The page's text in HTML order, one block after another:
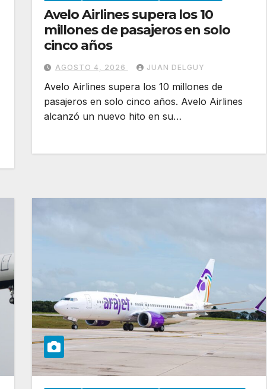
Avelo Airlines supera los 10
millones de pasajeros en solo
cinco años
AGOSTO 4, 2026 JUAN DELGUY
Avelo Airlines supera los 10 millones de
pasajeros en solo cinco años. Avelo Airlines
alcanzó un nuevo hito en su…